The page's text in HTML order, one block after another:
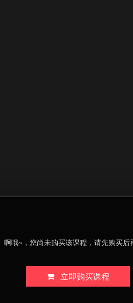
啊哦~，您尚未购买该课程，请先购买后
立即购买课程